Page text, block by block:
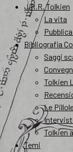
J.R.R. Tolkien
La vita
Bibliografia
Saggi
Tolkien
Le
Tolkien
Temi